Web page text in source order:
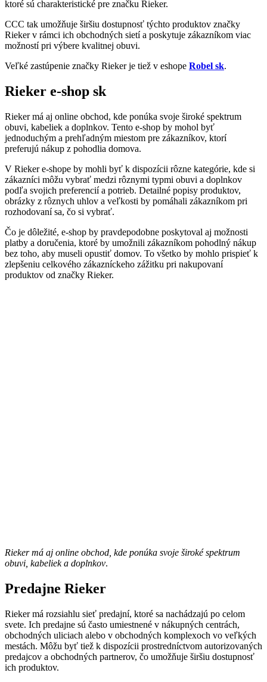
ktoré sú charakteristické pre značku Rieker.
CCC tak umožňuje širšiu dostupnosť týchto produktov značky
Rieker v rámci ich obchodných sietí a poskytuje zákazníkom viac
možností pri výbere kvalitnej obuvi.
Veľké zastúpenie značky Rieker je tiež v eshope Robel sk.
Rieker e-shop sk
Rieker má aj online obchod, kde ponúka svoje široké spektrum
obuvi, kabeliek a doplnkov. Tento e-shop by mohol byť
jednoduchým a prehľadným miestom pre zákazníkov, ktorí
preferujú nákup z pohodlia domova.
V Rieker e-shope by mohli byť k dispozícii rôzne kategórie, kde si
zákazníci môžu vybrať medzi rôznymi typmi obuvi a doplnkov
podľa svojich preferencií a potrieb. Detailné popisy produktov,
obrázky z rôznych uhlov a veľkosti by pomáhali zákazníkom pri
rozhodovaní sa, čo si vybrať.
Čo je dôležité, e-shop by pravdepodobne poskytoval aj možnosti
platby a doručenia, ktoré by umožnili zákazníkom pohodlný nákup
bez toho, aby museli opustiť domov. To všetko by mohlo prispieť k
zlepšeniu celkového zákazníckeho zážitku pri nakupovaní
produktov od značky Rieker.
Rieker má aj online obchod, kde ponúka svoje široké spektrum
obuvi, kabeliek a doplnkov.
Predajne Rieker
Rieker má rozsiahlu sieť predajní, ktoré sa nachádzajú po celom
svete. Ich predajne sú často umiestnené v nákupných centrách,
obchodných uliciach alebo v obchodných komplexoch vo veľkých
mestách. Môžu byť tiež k dispozícii prostredníctvom autorizovaných
predajcov a obchodných partnerov, čo umožňuje širšiu dostupnosť
ich produktov.